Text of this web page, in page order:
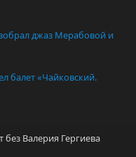
джаз Мерабовой и
балет «Чайковский.
Валерия Гергиева